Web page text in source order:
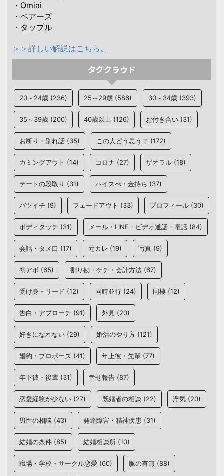
・Omiai
・ペアーズ
・タップル
＞＞詳しい解説はこちら。
タグクラウド
20～24歳 (236) 25～29歳 (586) 30～34歳 (393)
35～39歳 (200) 40歳以上 (126) お付き合い (31)
お断り・別れ話 (35) この人どう思う？ (172)
カミングアウト (14) コロナ (27) ザオラル (18)
デートの段取り (31) ハイスぺ・金持ち (37)
バツイチ (9) フェードアウト (33) プロフィール (30)
ボディタッチ (31) メール・LINE・ビデオ通話・電話 (84)
会話・タメ口 (17) 元カレ (19) 写真 (9)
初アポ (65) 割り勘・ケチ・会計方法 (67)
受け身・リード (12) 同時並行 (24) 同棲 (12)
告白・アプローチ (91) 外見 (20)
好きになれない (29) 婚活のやり方 (121)
婚約・プロポーズ (41) 年上彼・先輩 (77)
年下彼・後輩 (31) 幸せ報告 (87)
恋愛経験が少ない (27) 既婚者の相談 (22) 浮気 (20)
男性の相談 (43) 発達障害・精神疾患 (31)
結婚の条件 (85) 結婚相談所 (10)
職場・学校・サークル恋愛 (60) 脈の有無 (88)